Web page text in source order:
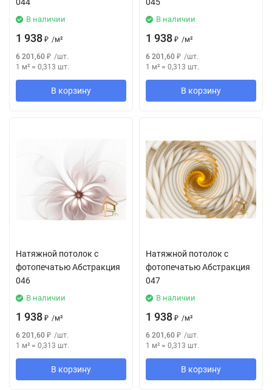
В наличии
1 938 ₽ /м²
6 201,60 ₽ /шт.
1 м² = 0,313 шт.
В корзину
В наличии
1 938 ₽ /м²
6 201,60 ₽ /шт.
1 м² = 0,313 шт.
В корзину
Натяжной потолок с
фотопечатью Абстракция
046
В наличии
1 938 ₽ /м²
6 201,60 ₽ /шт.
1 м² = 0,313 шт.
В корзину
Натяжной потолок с
фотопечатью Абстракция
047
В наличии
1 938 ₽ /м²
6 201,60 ₽ /шт.
1 м² = 0,313 шт.
В корзину